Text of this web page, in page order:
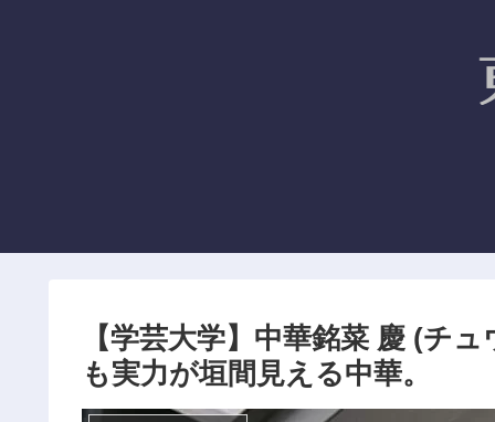
【学芸大学】中華銘菜 慶 (チ
も実力が垣間見える中華。